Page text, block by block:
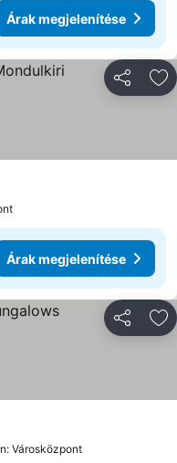
Árak megjelenítése
Árak megjelenítése
Városközpont